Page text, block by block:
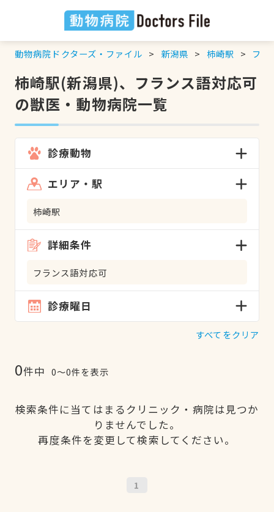
動物病院ドクターズ・ファイル 新潟県 柿崎駅 フラ
柿崎駅(新潟県)、フランス語対応可
の獣医・動物病院一覧
診療動物
エリア・駅
柿崎駅
詳細条件
フランス語対応可
診療曜日
すべてをクリア
0件中 0〜0件を表示
検索条件に当てはまるクリニック・病院は見つか
りませんでした。
再度条件を変更して検索してください。
1